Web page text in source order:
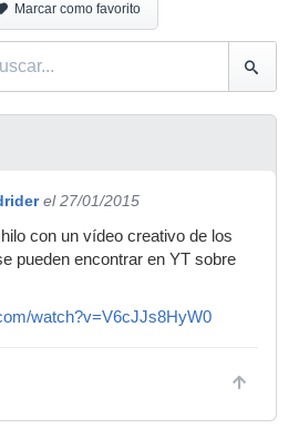
Marcar como favorito
el 27/01/2015
con un vídeo creativo de los
pueden encontrar en YT sobre
watch?v=V6cJJs8HyW0